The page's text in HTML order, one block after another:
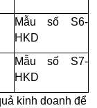
Mẫu số S6-
HKD
Mẫu số S7-
HKD
kinh doanh để